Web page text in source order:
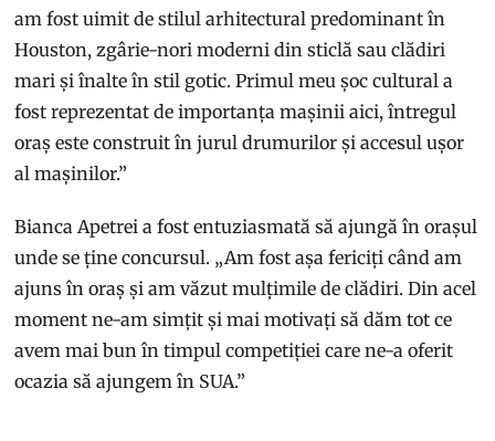
am fost uimit de stilul arhitectural predominant în
Houston, zgârie-nori moderni din sticlă sau clădiri
mari și înalte în stil gotic. Primul meu șoc cultural a
fost reprezentat de importanța mașinii aici, întregul
oraș este construit în jurul drumurilor și accesul ușor
al mașinilor.”
Bianca Apetrei a fost entuziasmată să ajungă în orașul
unde se ține concursul. „Am fost așa fericiți când am
ajuns în oraș și am văzut mulțimile de clădiri. Din acel
moment ne-am simțit și mai motivați să dăm tot ce
avem mai bun în timpul competiției care ne-a oferit
ocazia să ajungem în SUA.”